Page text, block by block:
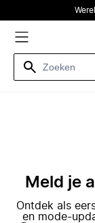
Meld je
Ontdek als
en mode-